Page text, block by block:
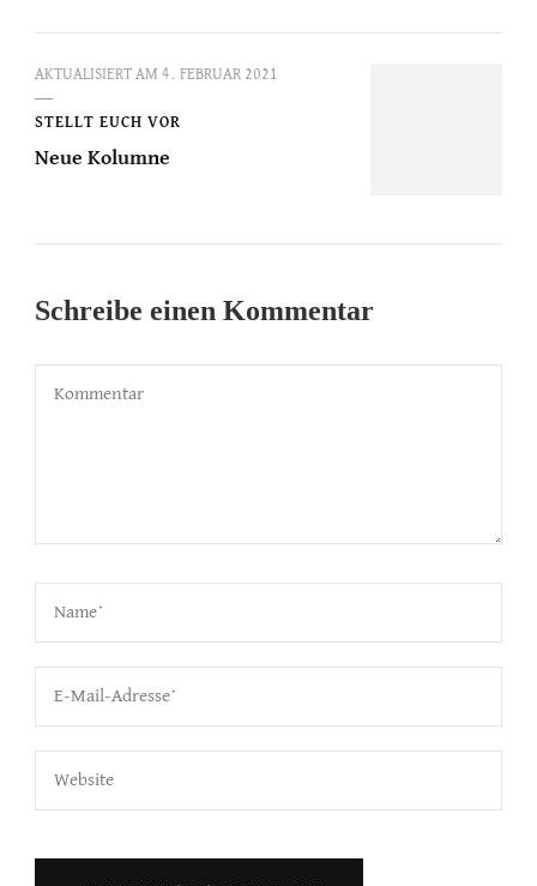
AKTUALISIERT AM 4. FEBRUAR 2021
STELLT EUCH VOR
Neue Kolumne
Schreibe einen Kommentar